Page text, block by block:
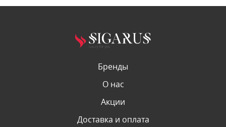
Бренды
О нас
Акции
Доставка и оплата